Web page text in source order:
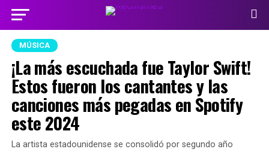
MÚSICA
¡La más escuchada fue Taylor Swift!
Estos fueron los cantantes y las
canciones más pegadas en Spotify
este 2024
La artista estadounidense se consolidó por segundo año